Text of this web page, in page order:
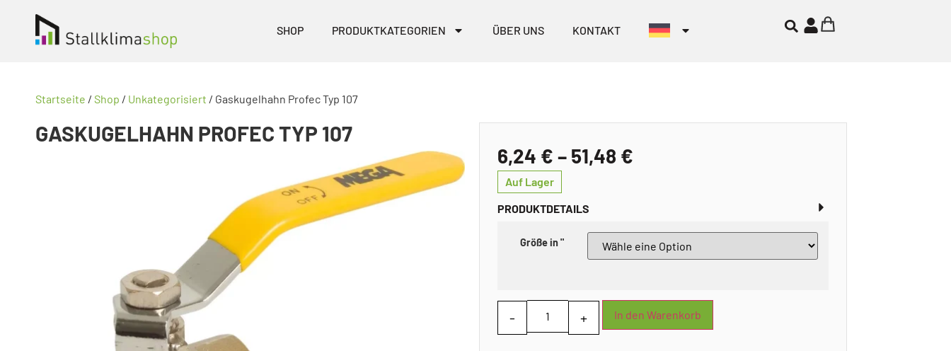
SHOP PRODUKTKATEGORIEN ÜBER UNS KONTAKT
Startseite / Shop / Unkategorisiert / Gaskugelhahn Profec Typ 107
GASKUGELHAHN PROFEC TYP 107
6,24 € – 51,48 €
Auf Lager
PRODUKTDETAILS
Größe in "
In den Warenkorb